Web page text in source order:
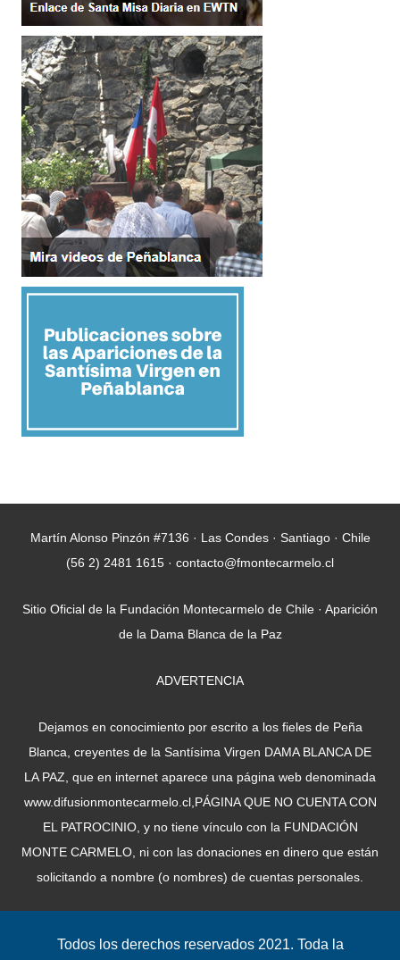
Martín Alonso Pinzón #7136 · Las Condes · Santiago · Chile
(56 2) 2481 1615 · contacto@fmontecarmelo.cl
Sitio Oficial de la Fundación Montecarmelo de Chile · Aparición
de la Dama Blanca de la Paz
ADVERTENCIA
Dejamos en conocimiento por escrito a los fieles de Peña
Blanca, creyentes de la Santísima Virgen DAMA BLANCA DE
LA PAZ, que en internet aparece una página web denominada
www.difusionmontecarmelo.cl,PÁGINA QUE NO CUENTA CON
EL PATROCINIO, y no tiene vínculo con la FUNDACIÓN
MONTE CARMELO, ni con las donaciones en dinero que están
solicitando a nombre (o nombres) de cuentas personales.
Todos los derechos reservados 2021. Toda la